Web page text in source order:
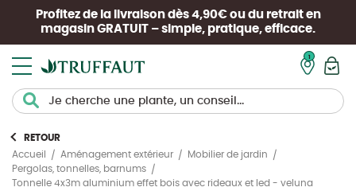
Profitez de la livraison dès 4,90€ ou du retrait en
magasin GRATUIT – simple, pratique, efficace.
RETOUR
Accueil
Aménagement extérieur
Mobilier de jardin
Pergolas, tonnelles, barnums
Tonnelle 4x3m aluminium effet bois avec rideaux et led - veluna